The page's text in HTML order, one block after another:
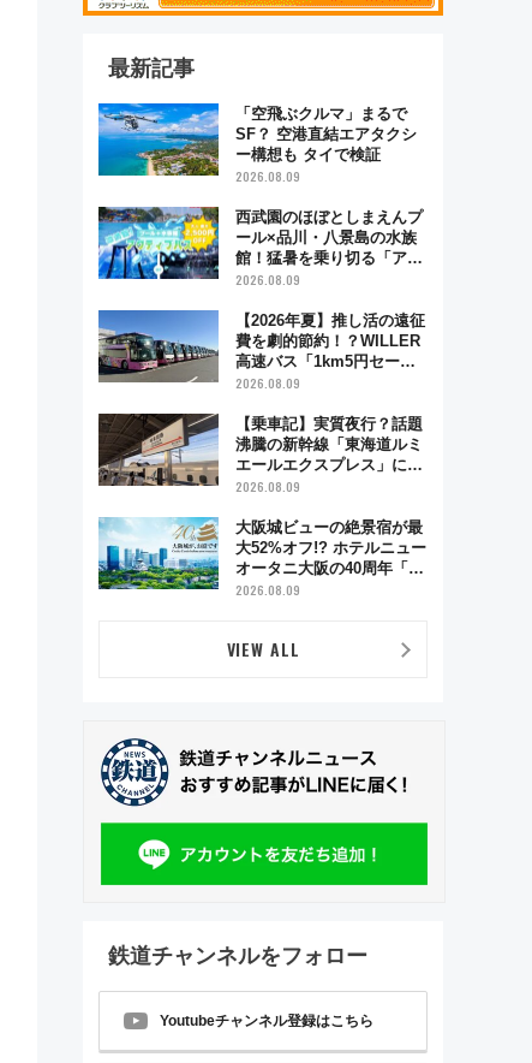
最新記事
「空飛ぶクルマ」まるで
SF？ 空港直結エアタクシ
ー構想も タイで検証
2026.08.09
西武園のほぼとしまえんプ
ール×品川・八景島の水族
館！猛暑を乗り切る「アク
ティブパス」で夏休みをお
2026.08.09
【2026年夏】推し活の遠征
費を劇的節約！？WILLER
高速バス「1km5円セー
ル」やワンコイン温泉の最
路線まとめ
2026.08.09
【乗車記】実質夜行？話題
沸騰の新幹線「東海道ルミ
エールエクスプレス」に乗
車してみた 東京22時発、
見どころは岐阜羽島の素晴
らし過ぎる朝
2026.08.09
大阪城ビューの絶景宿が最
大52%オフ!? ホテルニュー
オータニ大阪の40周年「夏
のタイムセール」で秋の関
2026.08.09
VIEW ALL
鉄道チャンネルをフォロー
Youtubeチャンネル登録はこちら